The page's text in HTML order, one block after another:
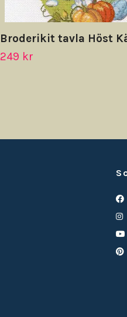
Broderikit tavla Höst
249 kr